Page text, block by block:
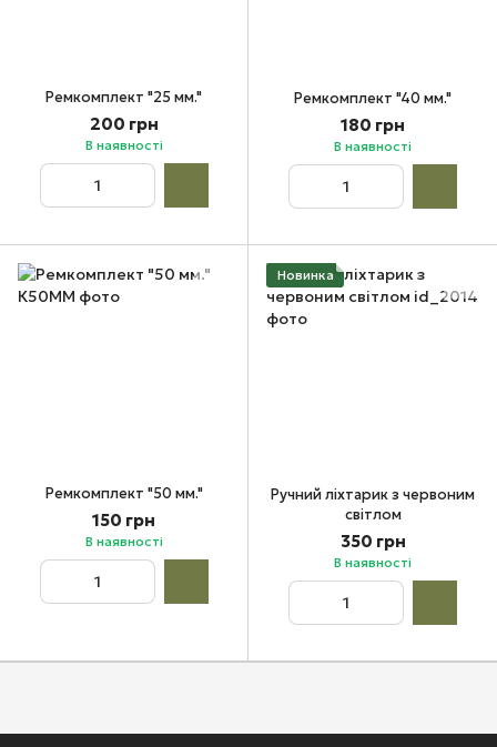
Ремкомплект "25 мм."
200 грн
В наявності
Ремкомплект "40 мм."
180 грн
В наявності
Ремкомплект "50 мм."
150 грн
В наявності
Новинка
Ручний ліхтарик з червоним
світлом
350 грн
В наявності